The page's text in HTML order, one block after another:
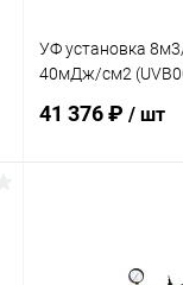
УФ установка
40мДж/см2
41 376 ₽ / шт
В избранное